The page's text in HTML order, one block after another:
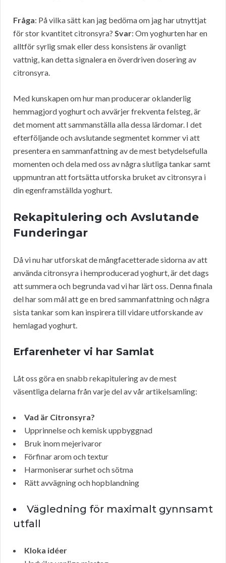
Fråga: På vilka sätt kan jag bedöma om jag har utnyttjat
för stor kvantitet citronsyra? Svar: Om yoghurten har en
alltför syrlig smak eller dess konsistens är ovanligt
vattnig, kan detta signalera en överdriven dosering av
citronsyra.
Med kunskapen om hur man producerar oklanderlig
hemmagjord yoghurt och avvärjer frekventa felsteg, är
det moment att sammanställa alla dessa lärdomar. I det
efterföljande och avslutande segmentet kommer vi att
presentera en sammanfattning av de mest betydelsefulla
momenten och dela med oss av några slutliga tankar samt
uppmuntran att fortsätta utforska bruket av citronsyra i
din egenframställda yoghurt.
Rekapitulering och Avslutande
Funderingar
Då vi nu har utforskat de mångfacetterade sidorna av att
använda citronsyra i hemproducerad yoghurt, är det dags
att summera och begrunda vad vi har lärt oss. Denna finala
del har som mål att ge en bred sammanfattning och några
sista tankar som kan inspirera till vidare utforskande av
hemlagad yoghurt.
Erfarenheter vi har Samlat
Låt oss göra en snabb rekapitulering av de mest
väsentliga delarna från varje del av vår artikelsamling:
Vad är Citronsyra?
Upprinnelse och kemisk uppbyggnad
Bruk inom mejerivaror
Förfinar arom och textur
Harmoniserar surhet och sötma
Rätt avvägning och hopblandning
Vägledning för maximalt gynnsamt
utfall
Kloka idéer